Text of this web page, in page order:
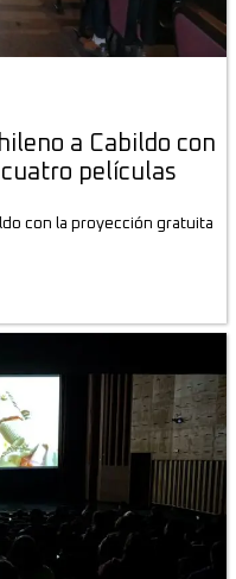
a Cabildo con
películas
con la proyección gratuita